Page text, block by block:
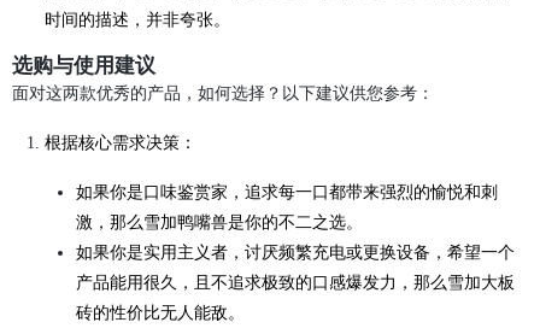
时间的描述，并非夸张。
选购与使用建议
面对这两款优秀的产品，如何选择？以下建议供您参考：
根据核心需求决策：
如果你是口味鉴赏家，追求每一口都带来强烈的愉悦和刺
激，那么雪加鸭嘴兽是你的不二之选。
如果你是实用主义者，讨厌频繁充电或更换设备，希望一个
产品能用很久，且不追求极致的口感爆发力，那么雪加大板
砖的性价比无人能敌。